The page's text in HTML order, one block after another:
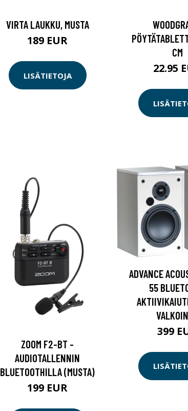
VIRTA LAUKKU, MUSTA
189 EUR
LISÄTIETOJA
CM
22.95
ZOOM F2-BT -
AUDIOTALLENNIN
BLUETOOTHILLA (MUSTA)
199 EUR
ADVANCE
55
399